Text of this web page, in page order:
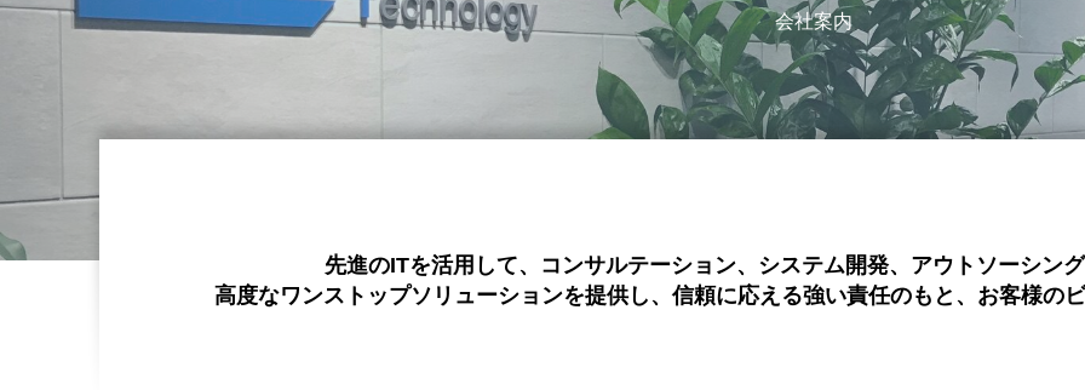
会社案内
先進のITを活用して、コンサルテーション、システム開発、アウトソーシン
高度なワンストップソリューションを提供し、信頼に応える強い責任のもと、お客様の